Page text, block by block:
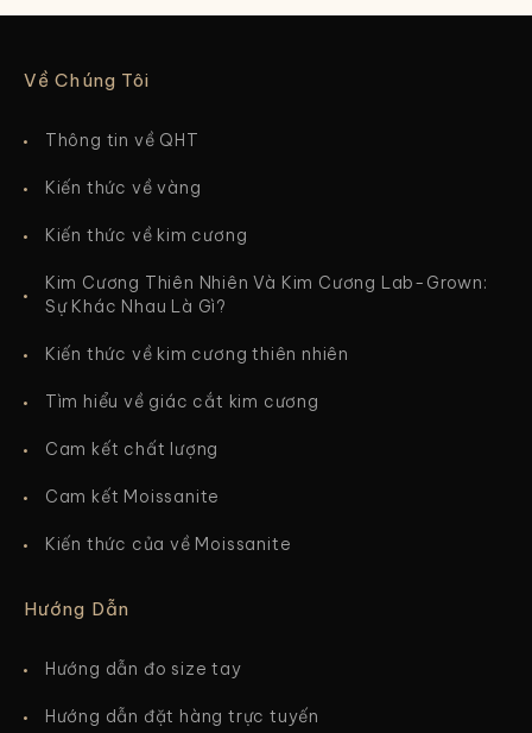
Về Chúng Tôi
Thông tin về QHT
Kiến thức về vàng
Kiến thức về kim cương
Kim Cương Thiên Nhiên Và Kim Cương Lab-Grown:
Sự Khác Nhau Là Gì?
Kiến thức về kim cương thiên nhiên
Tìm hiểu về giác cắt kim cương
Cam kết chất lượng
Cam kết Moissanite
Kiến thức của về Moissanite
Hướng Dẫn
Hướng dẫn đo size tay
Hướng dẫn đặt hàng trực tuyến